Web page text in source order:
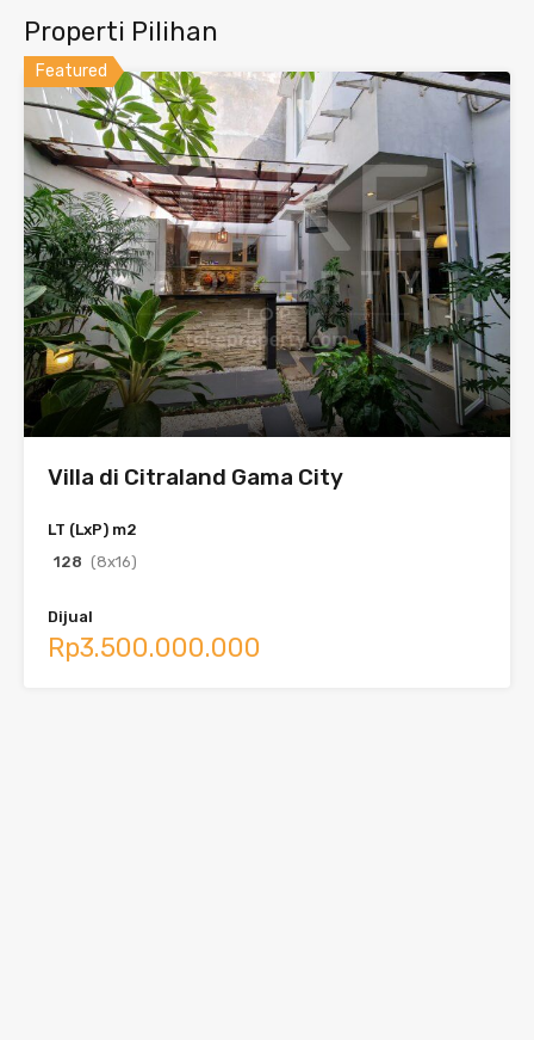
Properti Pilihan
Featured
Villa di Citraland Gama City
LT (LxP) m2
128 (8x16)
Dijual
Rp3.500.000.000